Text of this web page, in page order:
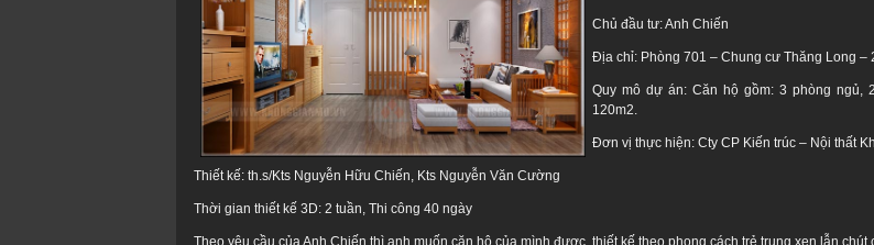
Chủ đầu tư: Anh Chiến
Địa chỉ: Phòng 701 – Chung cư Thăng Long –
Quy mô dự án: Căn hộ gồm: 3 phòng ngủ,
120m2.
Đơn vị thực hiện: Cty CP Kiến trúc – Nội thất
Thiết kế: th.s/Kts Nguyễn Hữu Chiến, Kts Nguyễn Văn Cường
Thời gian thiết kế 3D: 2 tuần, Thi công 40 ngày
Theo yêu cầu của Anh Chiến thì anh muốn căn hộ của mình được thiết kế theo phong cách trẻ trung xen lẫn